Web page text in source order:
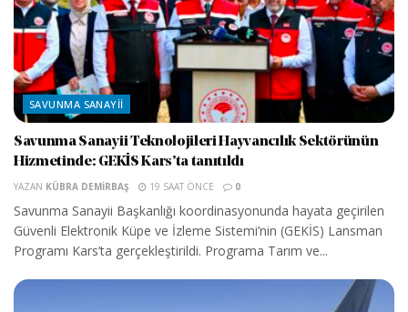
SAVUNMA SANAYII
Savunma Sanayii Teknolojileri Hayvancılık Sektörünün
Hizmetinde: GEKİS Kars’ta tanıtıldı
YAZAN KÜBRA DEMIRBAŞ 19 SAAT ÖNCE 0
Savunma Sanayii Başkanlığı koordinasyonunda hayata geçirilen
Güvenli Elektronik Küpe ve İzleme Sistemi’nin (GEKİS) Lansman
Programı Kars’ta gerçekleştirildi. Programa Tarım ve...